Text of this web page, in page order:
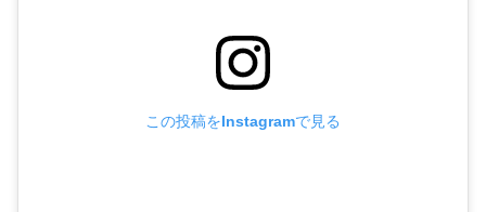
この投稿をInstagramで見る